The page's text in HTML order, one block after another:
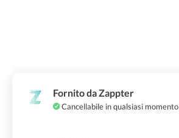
Fornito da Zappter
Cancellabile in qualsiasi momento